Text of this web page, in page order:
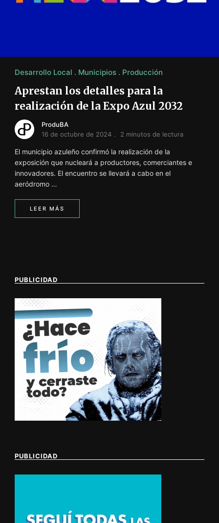
i
Desarrollo Local Municipios Producción
Aprestan los detalles para la
realización de la Expo Azul 2032
ProduBA
16 de octubre de 2024
2 minutos de lectura
El municipio azuleño confirmó la realización de la
exposición que nucleará a productores, comerciantes e
innovadores. El encuentro se llevará a cabo en el
aeródromo …
LEER MÁS
PUBLICIDAD
PUBLICIDAD